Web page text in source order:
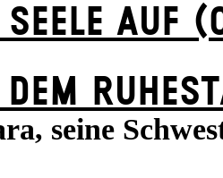
SEELE AUF
seine